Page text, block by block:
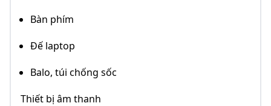
Bàn phím
Đế laptop
Balo, túi chống sốc
Thiết bị âm thanh